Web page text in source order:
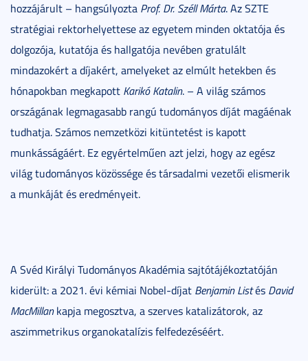
hozzájárult – hangsúlyozta Prof. Dr. Széll Márta. Az SZTE
stratégiai rektorhelyettese az egyetem minden oktatója és
dolgozója, kutatója és hallgatója nevében gratulált
mindazokért a díjakért, amelyeket az elmúlt hetekben és
hónapokban megkapott Karikó Katalin. – A világ számos
országának legmagasabb rangú tudományos díját magáénak
tudhatja. Számos nemzetközi kitüntetést is kapott
munkásságáért. Ez egyértelműen azt jelzi, hogy az egész
világ tudományos közössége és társadalmi vezetői elismerik
a munkáját és eredményeit.
A Svéd Királyi Tudományos Akadémia sajtótájékoztatóján
kiderült: a 2021. évi kémiai Nobel-díjat Benjamin Listés David
MacMillankapja megosztva, a szerves katalizátorok, az
aszimmetrikus organokatalízis felfedezéséért.